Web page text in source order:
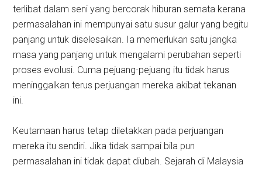
terlibat dalam seni yang bercorak hiburan semata kerana
permasalahan ini mempunyai satu susur galur yang begitu
panjang untuk diselesaikan. Ia memerlukan satu jangka
masa yang panjang untuk mengalami perubahan seperti
proses evolusi. Cuma pejuang-pejuang itu tidak harus
meninggalkan terus perjuangan mereka akibat tekanan
ini.
Keutamaan harus tetap diletakkan pada perjuangan
mereka itu sendiri. Jika tidak sampai bila pun
permasalahan ini tidak dapat diubah. Sejarah di Malaysia